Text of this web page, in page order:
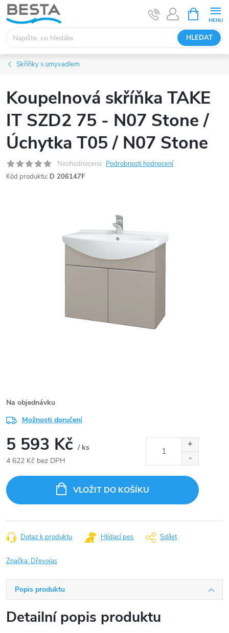
Přejít
na
obsah
HLEDAT
NÁKUPNÍ
KOŠÍK
Skříňky s umyvadlem
Koupelnová skříňka TAKE
IT SZD2 75 - N07 Stone /
Úchytka T05 / N07 Stone
Neohodnoceno Podrobnosti hodnocení
Kód produktu: D 206147F
Na objednávku
Možnosti doručení
5 593 Kč / ks
4 622 Kč bez DPH
cena:
VLOŽIT DO KOŠÍKU
Dotaz k produktu Hlídací pes Sdílet
Značka: Dřevojas
Popis produktu
Detailní popis produktu